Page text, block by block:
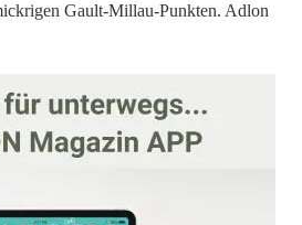
Gault-Millau-Punkten. Adlon